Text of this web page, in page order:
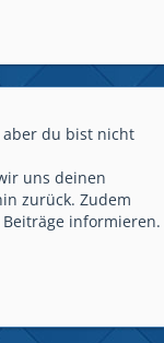
du bist nicht
uns deinen
zurück. Zudem
informieren.